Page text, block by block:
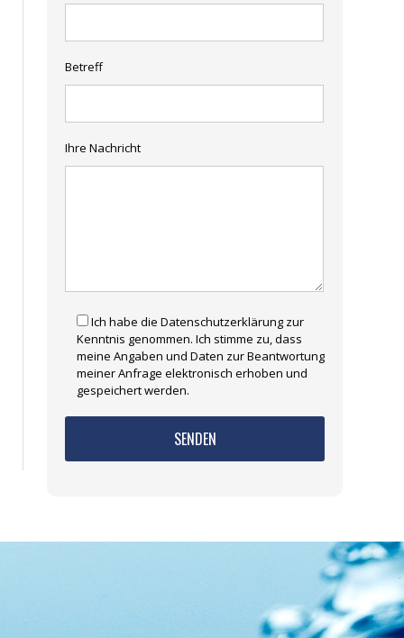
Betreff
Ihre Nachricht
Ich habe die Datenschutzerklärung zur
Kenntnis genommen. Ich stimme zu, dass
meine Angaben und Daten zur Beantwortung
meiner Anfrage elektronisch erhoben und
gespeichert werden.